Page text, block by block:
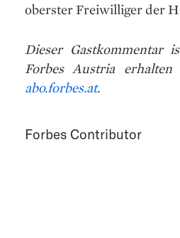
oberster Freiwilliger der
Dieser Gastkommentar
Forbes Austria
abo.forbes.at.
Forbes Contributor